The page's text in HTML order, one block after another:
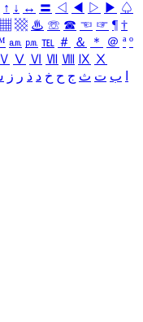
↑ ↓ ↔ 〓 ◁ ◀ ▷ ▶ ♤
▩ ♨ ☏ ☎ ☜ ☞ ¶ †
㏂ ㏘ ℡ ＃ ＆ ＊ ＠ ª º
Ⅳ Ⅴ Ⅵ Ⅶ Ⅷ Ⅸ Ⅹ
ب ت ث ج ح خ د ذ ر ز